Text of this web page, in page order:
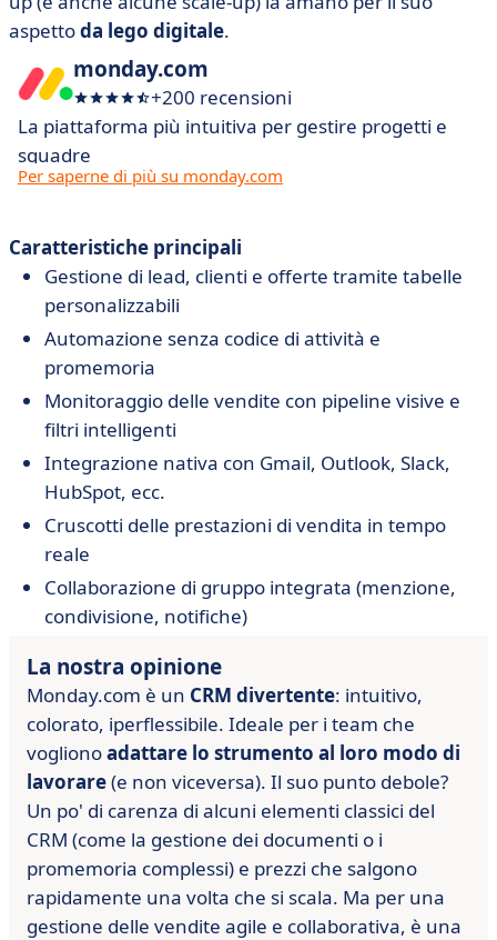
aspettoda lego digitale.
monday.com
+200 recensioni
La piattaforma più intuitiva per gestire progetti e
squadre
Per saperne di più su monday.com
Caratteristiche principali
Gestione di lead, clienti e offerte tramite tabelle
personalizzabili
Automazione senza codice di attività e
promemoria
Monitoraggio delle vendite con pipeline visive e
filtri intelligenti
Integrazione nativa con Gmail, Outlook, Slack,
HubSpot, ecc.
Cruscotti delle prestazioni di vendita in tempo
reale
Collaborazione di gruppo integrata (menzione,
condivisione, notifiche)
La nostra opinione
Monday.com è un CRM divertente: intuitivo,
colorato, iperflessibile. Ideale per i team che
voglionoadattare lo strumento al loro modo di
lavorare(e non viceversa). Il suo punto debole?
Un po' di carenza di alcuni elementi classici del
CRM (come la gestione dei documenti o i
promemoria complessi) e prezzi che salgono
rapidamente una volta che si scala. Ma per una
gestione delle vendite agile e collaborativa, è una